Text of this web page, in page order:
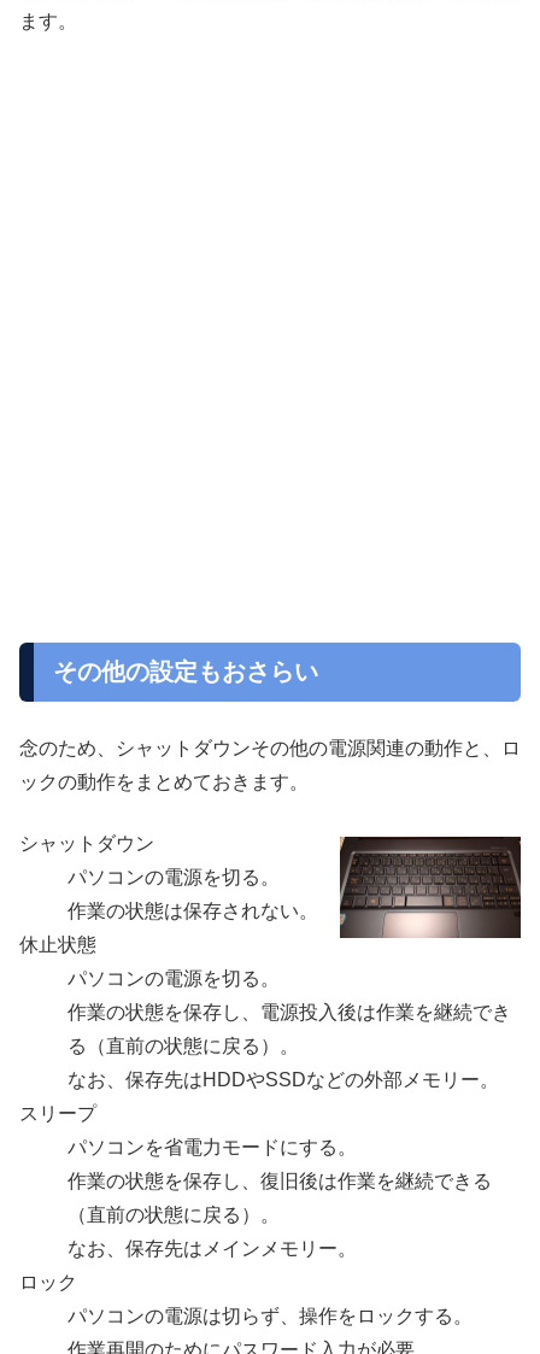
ます。
その他の設定もおさらい
念のため、シャットダウンその他の電源関連の動作と、ロ
ックの動作をまとめておきます。
シャットダウン
パソコンの電源を切る。
作業の状態は保存されない。
休止状態
パソコンの電源を切る。
作業の状態を保存し、電源投入後は作業を継続でき
る（直前の状態に戻る）。
なお、保存先はHDDやSSDなどの外部メモリー。
スリープ
パソコンを省電力モードにする。
作業の状態を保存し、復旧後は作業を継続できる
（直前の状態に戻る）。
なお、保存先はメインメモリー。
ロック
パソコンの電源は切らず、操作をロックする。
作業再開のためにパスワード入力が必要。